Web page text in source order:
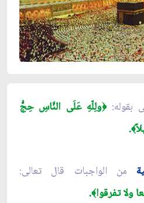
بقوله:﴿ولِلّهِ عَلَى النَّاسِ حِجُّ
﴾.
من الواجبات قال تعالى:
ولا تفرقوا﴾.